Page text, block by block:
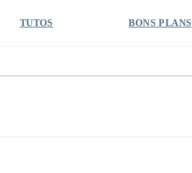
TUTOS BONS PLANS